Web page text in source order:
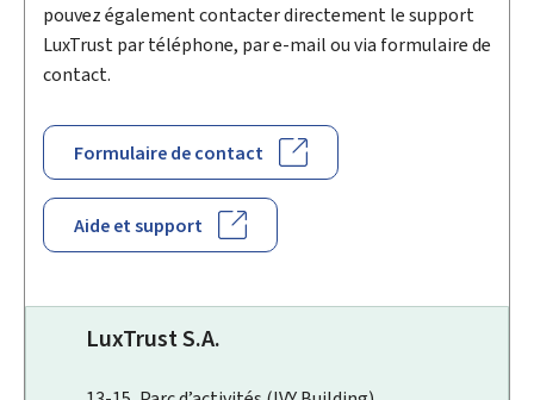
pouvez également contacter directement le support
LuxTrust par téléphone, par e-mail ou via formulaire de
contact.
Formulaire de contact
Aide et support
LuxTrust S.A.